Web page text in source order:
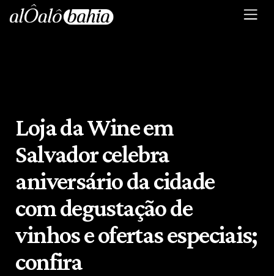
Loja da Wine em
Salvador celebra
aniversário da cidade
com degustação de
vinhos e ofertas especiais;
confira